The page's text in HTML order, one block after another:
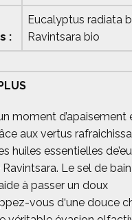
:
Eucalyptus radiata
Ravintsara bio
moment d’apaisement
aux vertus
huiles essentielles
Le sel de
à passer un doux
vous d‘une douce